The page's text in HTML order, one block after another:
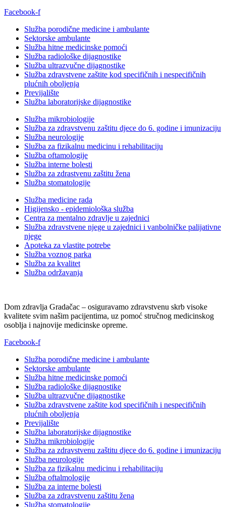
Facebook-f
Služba porodične medicine i ambulante
Sektorske ambulante
Služba hitne medicinske pomoći
Služba radiološke dijagnostike
Služba ultrazvučne dijagnostike
Služba zdravstvene zaštite kod specifičnih i nespecifičnih
plućnih oboljenja
Previjalište
Služba laboratorijske dijagnostike
Služba mikrobiologije
Služba za zdravstvenu zaštitu djece do 6. godine i imunizaciju
Služba neurologije
Služba za fizikalnu medicinu i rehabilitaciju
Služba oftamologije
Služba interne bolesti
Služba za zdrastvenu zaštitu žena
Služba stomatologije
Služba medicine rada
Higijensko - epidemiološka služba
Centra za mentalno zdravlje u zajednici
Služba zdravstvene njege u zajednici i vanbolničke palijativne
njege
Apoteka za vlastite potrebe
Služba voznog parka
Služba za kvalitet
Služba održavanja
Dom zdravlja Gradačac – osiguravamo zdravstvenu skrb visoke
kvalitete svim našim pacijentima, uz pomoć stručnog medicinskog
osoblja i najnovije medicinske opreme.
Facebook-f
Služba porodične medicine i ambulante
Sektorske ambulante
Služba hitne medicinske pomoći
Služba radiološke dijagnostike
Služba ultrazvučne dijagnostike
Služba zdravstvene zaštite kod specifičnih i nespecifičnih
plućnih oboljenja
Previjalište
Služba laboratorijske dijagnostike
Služba mikrobiologije
Služba za zdravstvenu zaštitu djece do 6. godine i imunizaciju
Služba neurologije
Služba za fizikalnu medicinu i rehabilitaciju
Služba oftalmologije
Služba za interne bolesti
Služba za zdravstvenu zaštitu žena
Služba stomatologije